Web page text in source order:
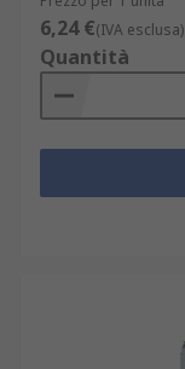
6,24 €(IVA esclusa)
Quantità